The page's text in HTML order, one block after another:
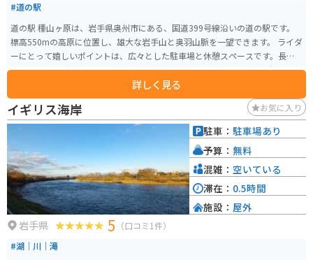
#道の駅
道の駅 種山ヶ原は、岩手県奥州市にある、国道399号線沿いの道の駅です。
標高550mの高原に位置し、雄大な岩手山と奥羽山脈を一望できます。 ライダ
ーにとって嬉しいポイントは、広々とした駐車場と休憩スペースです。長距
離のツーリングで疲れた体を休めるのに最適です。また、周辺には景観の良
いワインディングロードが続くため、バイクでのツーリングにもおすすめで
す。 地元の特産品販売所では、新鮮な野菜や果物、手打ちそば、地元産のブ
ランド肉「いわて短角牛」を使った料理などが楽しめます。特に、岩手山麓
で育った牛乳を使用したソフトクリームは、濃厚な味わいで人気です。 展望
台からは、四季折々の美しい景色を楽しむことができます。春には、可憐な
高山植物が咲き乱れ、夏には、緑豊かな山々が目に鮮やかです。秋には、
山々が赤や黄色に染まり、冬には、雪化粧した岩手山が雄大です。 道の駅 種
山ヶ原は、自然を満喫しながら、地元のグルメや文化に触れることができる
スポットです。
詳しく見る
イギリス海岸 お気に入り
岩手県 5 （口コミ1件）
#湖｜川｜滝
駐車： 駐車場あり
予算： 無料
混雑： 空いている
滞在： 0.5時間
施設： 屋外